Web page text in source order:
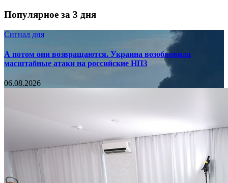
Популярное за 3 дня
Сигнал дня
А потом они возвращаются. Украина возобновила
масштабные атаки на российские НПЗ
06.08.2026